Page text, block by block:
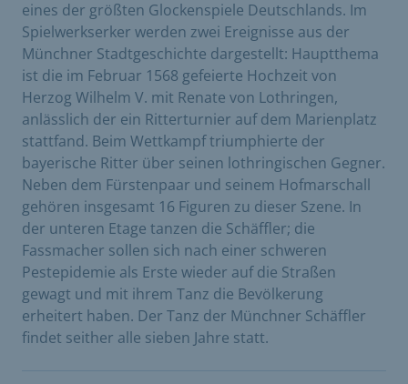
eines der größten Glockenspiele Deutschlands. Im
Spielwerkserker werden zwei Ereignisse aus der
Münchner Stadtgeschichte dargestellt: Hauptthema
ist die im Februar 1568 gefeierte Hochzeit von
Herzog Wilhelm V. mit Renate von Lothringen,
anlässlich der ein Ritterturnier auf dem Marienplatz
stattfand. Beim Wettkampf triumphierte der
bayerische Ritter über seinen lothringischen Gegner.
Neben dem Fürstenpaar und seinem Hofmarschall
gehören insgesamt 16 Figuren zu dieser Szene. In
der unteren Etage tanzen die Schäffler; die
Fassmacher sollen sich nach einer schweren
Pestepidemie als Erste wieder auf die Straßen
gewagt und mit ihrem Tanz die Bevölkerung
erheitert haben. Der Tanz der Münchner Schäffler
findet seither alle sieben Jahre statt.